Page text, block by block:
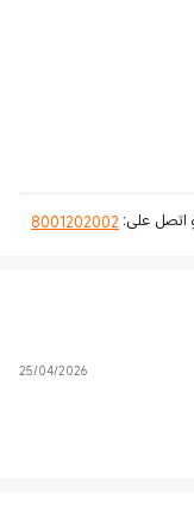
اتصل على: 8001202002
25/04/2026